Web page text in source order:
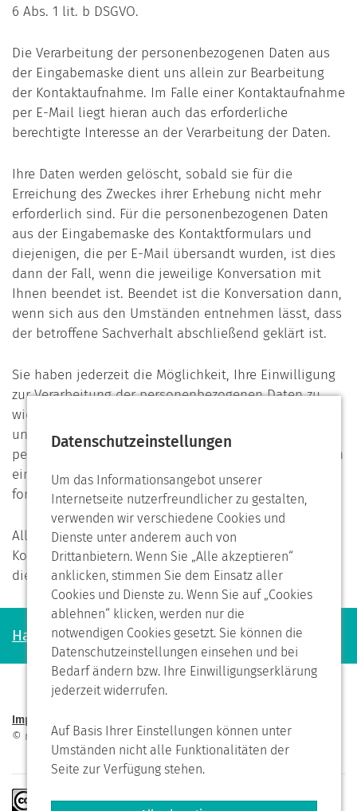
Datenschutzeinstellungen
Um das Informationsangebot unserer
Internetseite nutzerfreundlicher zu gestalten,
verwenden wir verschiedene Cookies und
Dienste unter anderem auch von
Drittanbietern. Wenn Sie „Alle akzeptieren“
anklicken, stimmen Sie dem Einsatz aller
Cookies und Dienste zu. Wenn Sie auf „Cookies
ablehnen“ klicken, werden nur die
notwendigen Cookies gesetzt. Sie können die
Datenschutzeinstellungen einsehen und bei
Bedarf ändern bzw. Ihre Einwilligungserklärung
jederzeit widerrufen.
Auf Basis Ihrer Einstellungen können unter
Umständen nicht alle Funktionalitäten der
Seite zur Verfügung stehen.
6 Abs. 1 lit. b DSGVO.
Die Verarbeitung der personenbezogenen Daten aus
der Eingabemaske dient uns allein zur Bearbeitung
der Kontaktaufnahme. Im Falle einer Kontaktaufnahme
per E-Mail liegt hieran auch das erforderliche
berechtigte Interesse an der Verarbeitung der Daten.
Ihre Daten werden gelöscht, sobald sie für die
Erreichung des Zweckes ihrer Erhebung nicht mehr
erforderlich sind. Für die personenbezogenen Daten
aus der Eingabemaske des Kontaktformulars und
diejenigen, die per E-Mail übersandt wurden, ist dies
dann der Fall, wenn die jeweilige Konversation mit
Ihnen beendet ist. Beendet ist die Konversation dann,
wenn sich aus den Umständen entnehmen lässt, dass
der betroffene Sachverhalt abschließend geklärt ist.
Sie haben jederzeit die Möglichkeit, Ihre Einwilligung
zur Verarbeitung der personenbezogenen Daten zu
widerrufen. Nehmen Sie dazu per E-Mail Kontakt mit
uns auf, so können Sie der Speicherung Ihrer
personenbezogenen Daten jederzeit widersprechen. In
einem solchen Fall kann die Konversation nicht
fortgeführt werden.
Alle personenbezogenen Daten, die im Zuge der
Kontaktaufnahme gespeichert wurden, werden in
diesem Fall gelöscht.
Haben Sie noch Fragen?
Impressum
© neuegrundschulelehe.bremerhaven.de 2026
Nach oben